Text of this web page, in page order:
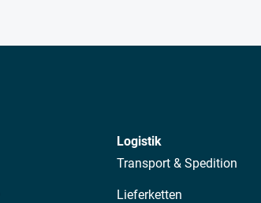
Logistik
Transport & Spedition
Lieferketten